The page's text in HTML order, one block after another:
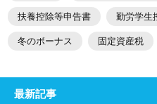
扶養控除等申告書 勤労学生
冬のボーナス 固定資産税
最新記事